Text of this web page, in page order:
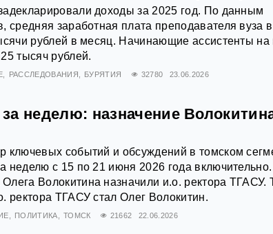
доходы за 2025 год. По данным
средняя заработная плата преподавателя вуза
рублей в месяц. Начинающие ассистенты
тысяч рублей.
РАССЛЕДОВАНИЯ БУРЯТИЯ 32780 23.06.2026
неделю: назначение
ключевых событий и обсуждений в томском
неделю с 15 по 21 июня 2026 года включительно.
Волокитина назначили и.о. ректора ТГАСУ.
ректора ТГАСУ стал Олег Волокитин.
ПОЛИТИКА ТОМСК 21662 22.06.2026